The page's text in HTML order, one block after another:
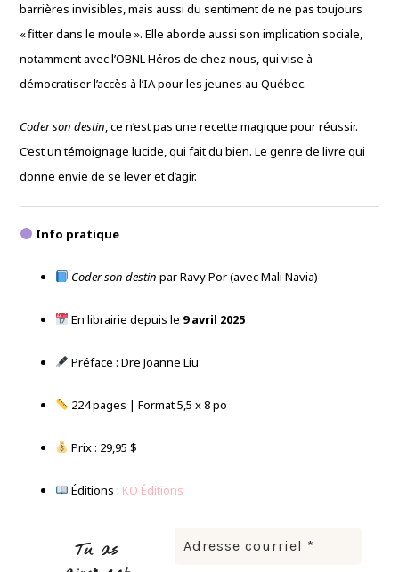
barrières invisibles, mais aussi du sentiment de ne pas toujours
« fitter dans le moule ». Elle aborde aussi son implication sociale,
notamment avec l’OBNL Héros de chez nous, qui vise à
démocratiser l’accès à l’IA pour les jeunes au Québec.
Coder son destin, ce n’est pas une recette magique pour réussir.
C’est un témoignage lucide, qui fait du bien. Le genre de livre qui
donne envie de se lever et d’agir.
Info pratique
Coder son destin par Ravy Por (avec Mali Navia)
En librairie depuis le 9 avril 2025
Préface : Dre Joanne Liu
224 pages | Format 5,5 x 8 po
Prix : 29,95 $
Éditions : KO Éditions
Tu as